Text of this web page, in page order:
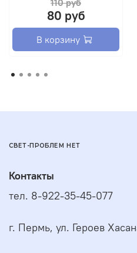
80 руб
В корзину
СВЕТ-ПРОБЛЕМ НЕТ
Контакты
тел. 8-922-35-45-077
г. Пермь, ул. Героев